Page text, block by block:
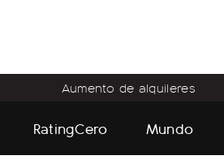
Aumento de alquileres
RatingCero Mundo